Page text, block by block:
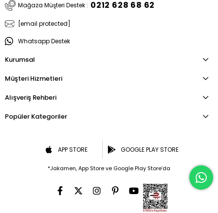
Mağaza Müşteri Destek : 0212 628 68 62
[email protected]
Whatsapp Destek
Kurumsal
Müşteri Hizmetleri
Alışveriş Rehberi
Popüler Kategoriler
APP STORE GOOGLE PLAY STORE
*Jakamen, App Store ve Google Play Store’da